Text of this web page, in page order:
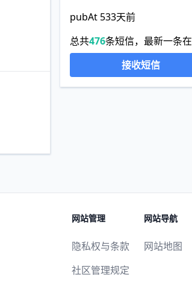
pubAt 533天前
总共476条短信，最新一条在
接收短信
网站管理
隐私权与条款
社区管理规定
网站导航
网站地图